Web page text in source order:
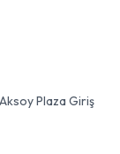
Plaza Giriş